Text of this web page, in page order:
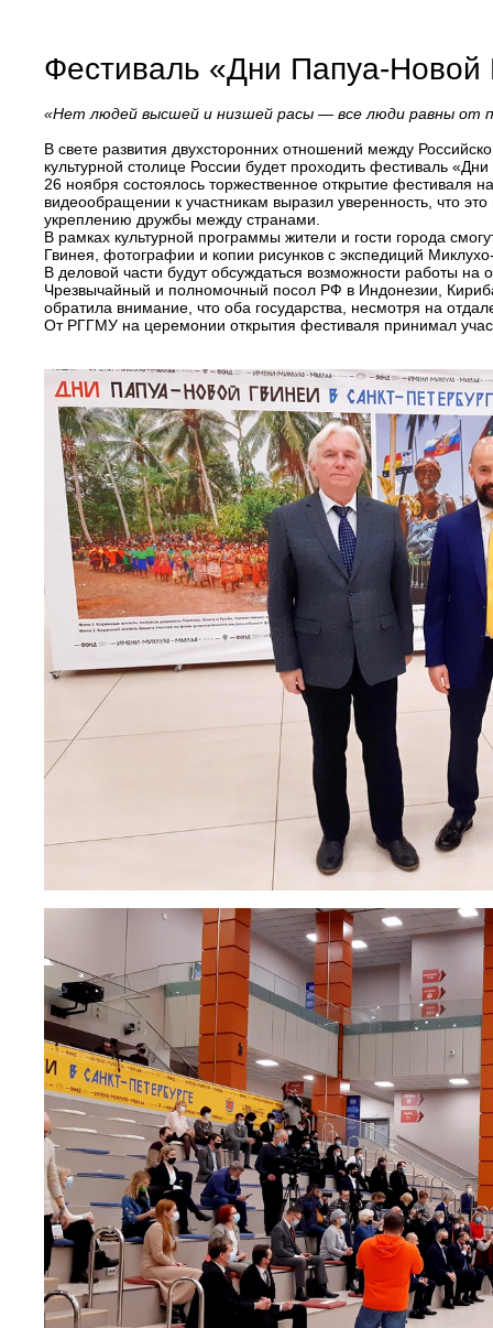
Фестиваль «Дни Папуа-Новой
«Нет людей высшей и низшей расы — все люди равны от
В свете развития двухсторонних отношений между
культурной столице России будет проходить фестиваль
26 ноября состоялось торжественное открытие фестиваля
видеообращении к участникам выразил уверенность, что
укреплению дружбы между странами.
В рамках культурной программы жители и гости города
Гвинея, фотографии и копии рисунков с экспедиций
В деловой части будут обсуждаться возможности работы на
Чрезвычайный и полномочный посол РФ в Индонезии,
обратила внимание, что оба государства, несмотря на
От РГГМУ на церемонии открытия фестиваля принимал